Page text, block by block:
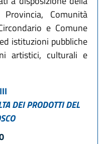
Comunità
e Comune
istituzioni pubbliche
artistici, culturali e
DEI PRODOTTI DEL